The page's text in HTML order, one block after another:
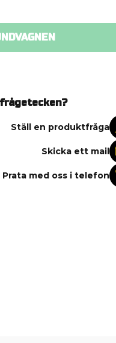
Ställ en produktfråga
Skicka ett mail
Prata med oss i telefon